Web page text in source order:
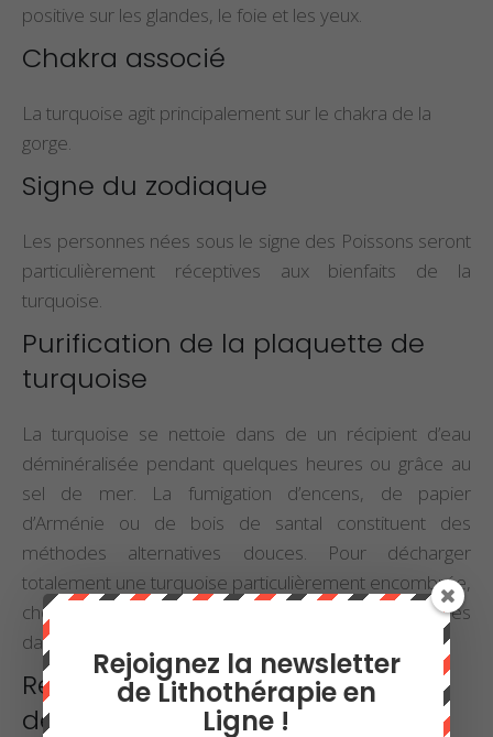
positive sur les glandes, le foie et les yeux.
Chakra associé
La turquoise agit principalement sur le chakra de la
gorge.
Signe du zodiaque
Les personnes nées sous le signe des Poissons seront
particulièrement réceptives aux bienfaits de la
turquoise.
Purification de la plaquette de
turquoise
La turquoise se nettoie dans de un récipient d’eau
déminéralisée pendant quelques heures ou grâce au
sel de mer. La fumigation d’encens, de papier
d’Arménie ou de bois de santal constituent des
méthodes alternatives douces. Pour décharger
totalement une turquoise particulièrement encombrée,
choisissez de l’enfouir pendant quelques semaines
dans un sol fertile.
Rechargement de la plaquette
de turquoise
Rejoignez la newsletter
de Lithothérapie en
Ligne !